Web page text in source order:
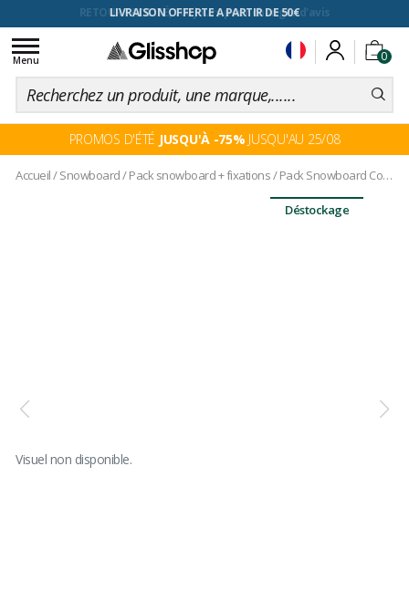
RETOUR FACILITÉ, 100 jours pour changer d'avis
0
Toggle
navigation
Menu
PROMOS D'ÉTÉ JUSQU'À -75% JUSQU'AU 25/08
Accueil/Snowboard/Pack snowboard + fixations/Pack Snowboard Compact + Fix
Visuel non disponible.
Déstockage